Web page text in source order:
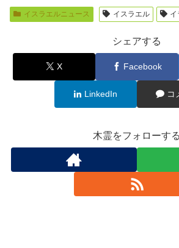
イスラエルニュース イスラエル イ
シェアする
X Facebook
LinkedIn コ
木霊をフォローする